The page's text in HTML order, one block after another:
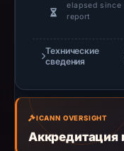
elapsed since
report
Технические
сведения
ICANN OVERSIGHT
Аккредитация